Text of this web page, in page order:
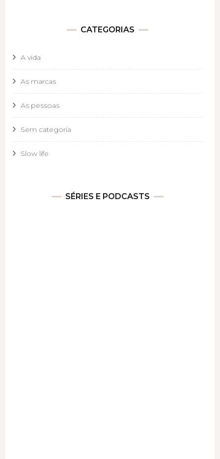
CATEGORIAS
A vida
As marcas
As pessoas
Sem categoria
Slow life
SÉRIES E PODCASTS